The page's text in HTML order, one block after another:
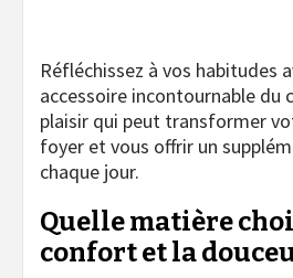
Réfléchissez à vos habitudes
accessoire incontournable du
plaisir qui peut transformer
foyer et vous offrir un
chaque jour.
Quelle matière
confort et la